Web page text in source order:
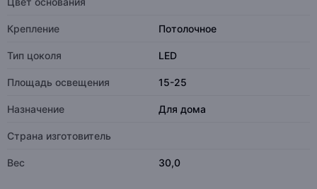
Крепление Потолочное
Тип цоколя LED
Площадь освещения 15-25
Назначение Для дома
Страна изготовитель
Вес 30,0